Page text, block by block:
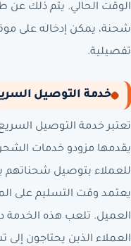
الوقت الحالي. يتم ذلك عن
شحنة، يمكن إدخاله على
تفصيلية.
خدمة التوصيل
تعتبر خدمة التوصيل
يقدمها مزودو خدمات
للعملاء بتوصيل شحناتهم
يعتمد وقت التسليم على
العميل. تلعب هذه الخدمة
العملاء الذين يحتاجون